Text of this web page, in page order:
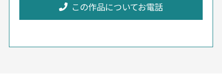
この作品についてお電話